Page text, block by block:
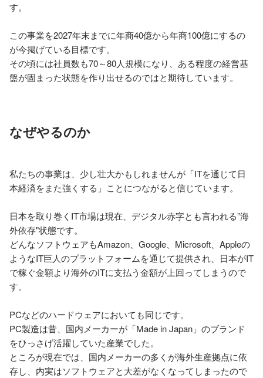
す。
この事業を2027年末までに年商40億から年商100億にするの
が今掲げている目標です。
その頃には社員数も70～80人規模になり、ある程度の経営基
盤が固まった状態を作り出せるのではと期待しています。
なぜやるのか
私たちの事業は、少し壮大かもしれませんが「ITを通じて日
本経済をまた強くする」ことにつながると信じています。
日本を取り巻くIT市場は現在、デジタル赤字とも言われる”海
外依存"状態です。
どんなソフトウェアもAmazon、Google、Microsoft、Appleの
ようなIT巨人のプラットフォームを通じて提供され、日本がIT
で稼ぐ金額より海外のITに支払う金額が上回ってしまうので
す。
PCなどのハードウェアにおいても同じです。
PC製造は昔、国内メーカーが「Made in Japan」のブランド
をひっさげ活躍していた産業でした。
ところが現在では、国内メーカーの多くが海外生産拠点に依
存し、内実はソフトウェアと大差がなくなってしまったので